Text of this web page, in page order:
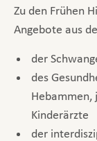
Zu den Frühen
Angebote aus
der
des
Hebammen,
Kinderärzte
der